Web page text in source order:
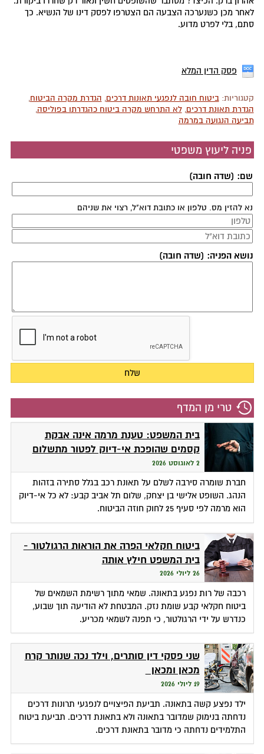
לאחר מכן כשנערכה הצבעה הם הצטרפו לפסק דינו של הנשיא. כך
סתם, בלי לפרט מדוע.
פסק הדין המלא
קטגוריות:ביטוח חובה לנפגעי תאונות דרכים, הגדרת מקרה הביטוח,
הגדרת תאונת דרכים,לא התרחש מקרה ביטוח כהגדרתו בפוליסה,
תביעה הנגועה במרמה
פניה ליעוץ משפטי
שם: (שדה חובה)
נא להזין מס. טלפון או כתובת דוא"ל, רצוי את שניהם
נושא הפניה: (שדה חובה)
טרי מן המדף
בית המשפט: טענת מרמה אינה אבקת
קסמים שהופכת אי-דיוק לפטור מתשלום
2 לאוגוסט 2026
חברת שומרה סירבה לשלם על תאונת רכב בגלל סתירה בזהות
הנהג. השופט אלישי בן יצחק, שלום תל אביב קבע: לא כל אי-דיוק
הוא מרמה לפי סעיף 25 לחוק חוזה הביטוח.
ביטוח חקלאי הפרה את הוראות הרגולטור -
בית המשפט חילץ אותה
26 ליולי 2026
רכבה של רות נפגע בתאונה. שמאי מתוך רשימת השמאים של
ביטוח חקלאי קבע שומת נזק. המבטחת לא הודיעה תוך שבוע,
כנדרש על ידי הרגולטור, כי תפנה לשמאי מכריע.
שני פסקי דין סותרים, וילד נכה שנותר קרח
מכאן ומכאן
19 ליולי 2026
ילד נפצע קשה בתאונה. תביעת הפיצויים לנפגעי תרונות דרכים
נדחתה בנימוק שמדובר בתאונה ולא בתאונת דרכים. תביעת ביטוח
התלמידים נדחתה כי מדובר בתאונת דרכים.